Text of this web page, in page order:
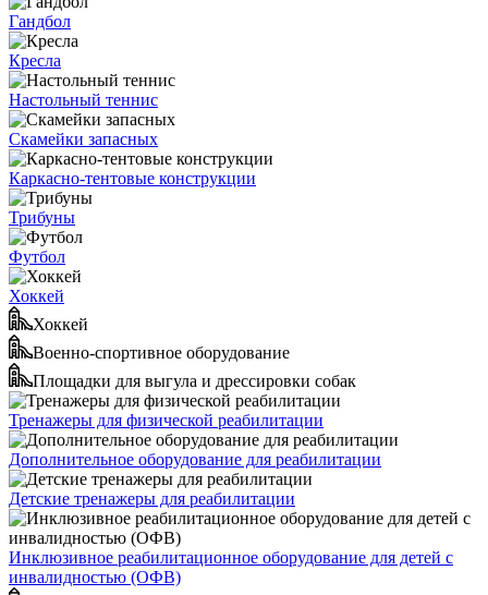
Гандбол
Кресла
Настольный теннис
Скамейки запасных
Каркасно-тентовые конструкции
Трибуны
Футбол
Хоккей
Хоккей
Военно-спортивное оборудование
Площадки для выгула и дрессировки собак
Тренажеры для физической реабилитации
Дополнительное оборудование для реабилитации
Детские тренажеры для реабилитации
Инклюзивное реабилитационное оборудование для детей с
инвалидностью (ОФВ)